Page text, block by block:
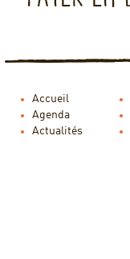
Accueil
Agenda
Actualités